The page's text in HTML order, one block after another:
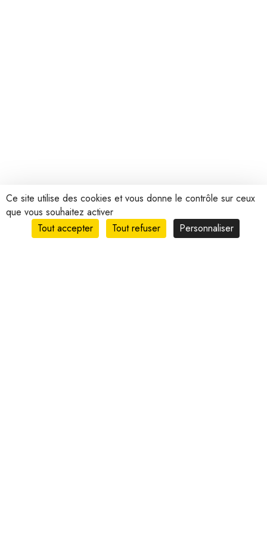
Ce site utilise des cookies et vous donne le contrôle sur ceux
que vous souhaitez activer
Tout accepter
Tout refuser Personnaliser